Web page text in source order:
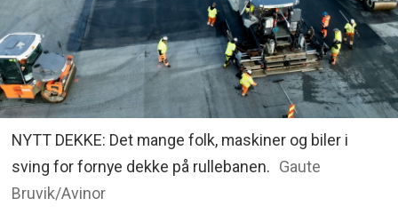
NYTT DEKKE: Det mange folk, maskiner og biler i
sving for fornye dekke på rullebanen. Gaute
Bruvik/Avinor